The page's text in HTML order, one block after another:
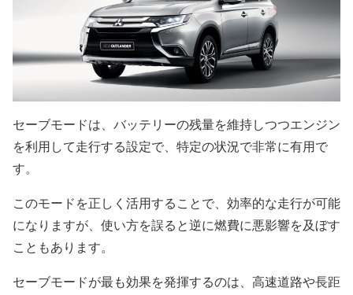
セーブモードは、バッテリーの残量を維持しつつエンジン
を利用して走行する設定で、特定の状況で非常に有用で
す。
このモードを正しく活用することで、効率的な走行が可能
になりますが、使い方を誤ると逆に燃費に悪影響を及ぼす
こともあります。
セーブモードが最も効果を発揮するのは、高速道路や長距